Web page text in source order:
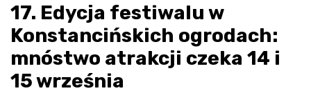
17. Edycja festiwalu w
Konstancińskich ogrodach:
mnóstwo atrakcji czeka 14 i
15 września